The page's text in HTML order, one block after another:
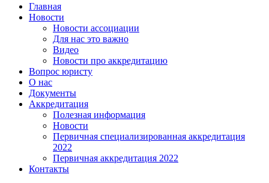
Главная
Новости
Новости ассоциации
Для нас это важно
Видео
Новости про аккредитацию
Вопрос юристу
О нас
Документы
Аккредитация
Полезная информация
Новости
Первичная специализированная аккредитация
2022
Первичная аккредитация 2022
Контакты